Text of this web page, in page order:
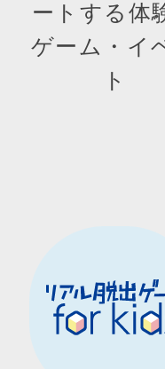
ートする体
ゲーム・イ
ト